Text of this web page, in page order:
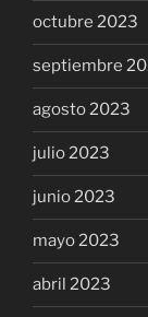
octubre 2023
septiembre
agosto 2023
julio 2023
junio 2023
mayo 2023
abril 2023